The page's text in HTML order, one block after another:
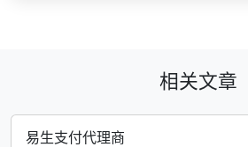
相关文章
易生支付代理商